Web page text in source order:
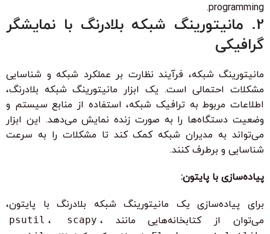
programming.
2. مانیتورینگ شبکه بلادرنگ با نمایشگر
گرافیکی
مانیتورینگ شبکه، فرآیند نظارت بر عملکرد شبکه و شناسایی
مشکلات احتمالی است. یک ابزار مانیتورینگ شبکه بلادرنگ،
اطلاعات مربوط به ترافیک شبکه، استفاده از منابع سیستم و
وضعیت دستگاه‌ها را به صورت زنده نمایش می‌دهد. این ابزار
می‌تواند به مدیران شبکه کمک کند تا مشکلات را به سرعت
شناسایی و برطرف کنند.
پیاده‌سازی با پایتون:
برای پیاده‌سازی یک مانیتورینگ شبکه بلادرنگ با پایتون،
می‌توان از کتابخانه‌هایی مانند
psutil ، scapy ،